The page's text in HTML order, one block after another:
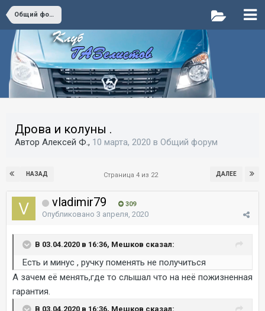
Общий форум
Дрова и колуны .
Автор Алексей Ф., 10 марта, 2020 в Общий форум
НАЗАД ДАЛЕЕ
Страница 4 из 22
vladimir79 309
Опубликовано 3 апреля, 2020
В 03.04.2020 в 16:36, Мешков сказал:
Есть и минус , ручку поменять не получиться
А зачем её менять,где то слышал что на неё пожизненная
гарантия.
В 03.04.2020 в 16:36, Мешков сказал: